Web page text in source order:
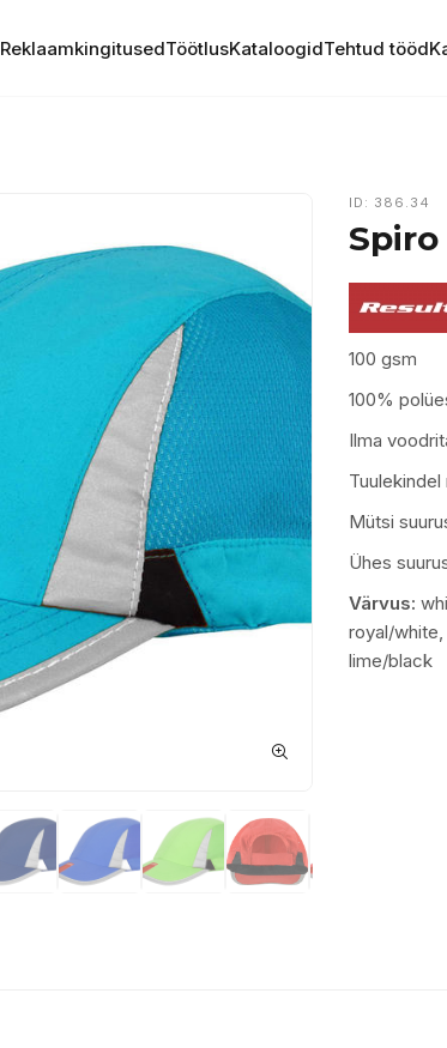
ReklaamkingitusedTöötlusKataloogidTehtud tööd
ID: 386.34
100 gsm
100%
Ilma
Tuulekindel
Mütsi
Ühes
Värvus:
royal/
lime/black